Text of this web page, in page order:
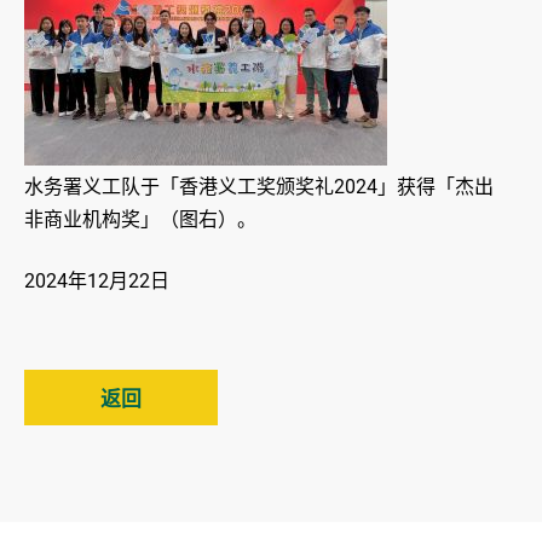
水务署义工队于「香港义工奖颁奖礼2024」获得「杰出
非商业机构奖」（图右）。
2024年12月22日
返回